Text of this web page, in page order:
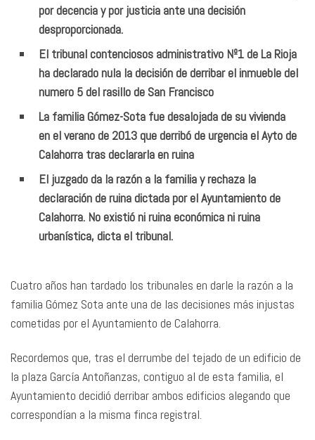
por decencia y por justicia ante una decisión
desproporcionada.
El tribunal contenciosos administrativo Nº1 de La Rioja
ha declarado nula la decisión de derribar el inmueble del
numero 5 del rasillo de San Francisco
La familia Gómez-Sota fue desalojada de su vivienda
en el verano de 2013 que derribó de urgencia el Ayto de
Calahorra tras declararla en ruina
El juzgado da la razón a la familia y rechaza la
declaración de ruina dictada por el Ayuntamiento de
Calahorra. No existió ni ruina económica ni ruina
urbanística, dicta el tribunal.
Cuatro años han tardado los tribunales en darle la razón a la
familia Gómez Sota ante una de las decisiones más injustas
cometidas por el Ayuntamiento de Calahorra.
Recordemos que, tras el derrumbe del tejado de un edificio de
la plaza García Antoñanzas, contiguo al de esta familia, el
Ayuntamiento decidió derribar ambos edificios alegando que
correspondían a la misma finca registral.